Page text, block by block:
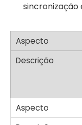
sincronização